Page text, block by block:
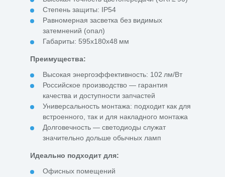
Степень защиты: IP54
Равномерная засветка без видимых
затемнений (опал)
Габариты: 595x180x48 мм
Преимущества:
Высокая энергоэффективность: 102 лм/Вт
Российское производство — гарантия
качества и доступности запчастей
Универсальность монтажа: подходит как для
встроенного, так и для накладного монтажа
Долговечность — светодиоды служат
значительно дольше обычных ламп
Идеально подходит для:
Офисных помещений